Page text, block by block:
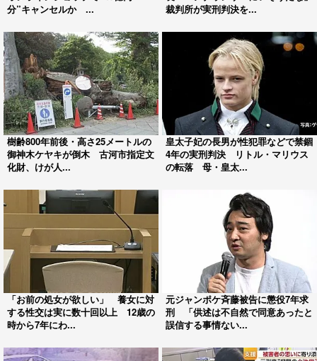
分”キャンセルか ...
裁判所が実刑判決を...
樹齢800年前後・高さ25メートルの
御神木ケヤキが倒木 古河市指定文
化財、けが人...
皇太子妃の長男が性犯罪などで禁錮
4年の実刑判決 リトル・マリウス
の転落 母・皇太...
「お前の処女が欲しい」 養女に対
する性交は実に数十回以上 12歳の
時から7年にわ...
元ジャンポケ斉藤被告に懲役7年求
刑 「供述は不自然で同意あったと
誤信する事情ない...